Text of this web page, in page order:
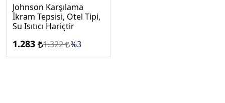
Johnson Karşılama
İkram Tepsisi, Otel Tipi,
Su Isıtıcı Hariçtir
1.283 1.322 %3